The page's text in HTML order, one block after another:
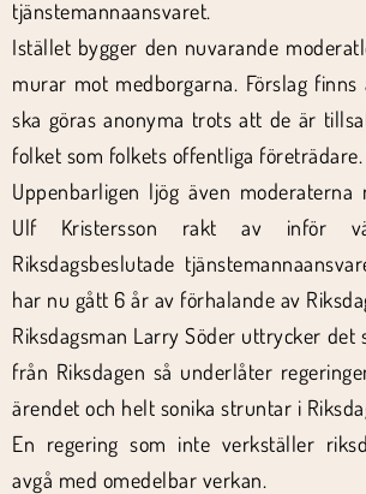
tjänstemannaansvaret.
Istället bygger den nuvarande
murar mot medborgarna. Förslag
ska göras anonyma trots att de är
folket som folkets offentliga företrädare.
Uppenbarligen ljög även moderaterna
Ulf Kristersson rakt av inför
Riksdagsbeslutade
har nu gått 6 år av förhalande av
Riksdagsman Larry Söder uttrycker det
från Riksdagen så underlåter
ärendet och helt sonika struntar i
En regering som inte verkställer
avgå med omedelbar verkan.